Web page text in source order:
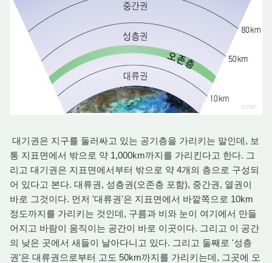
대기권은 지구를 둘러싸고 있는 공기층을 가리키는 말인데, 보
통 지표면에서 밖으로 약 1,000km까지를 가리킨다고 한다. 그
리고 대기권은 지표면에서부터 밖으로 약 4개의 층으로 구성되
어 있다고 본다. 대류권, 성층권(오존층 포함), 중간권, 열권이
바로 그것이다. 먼저 '대류권'은 지표면에서 바깥쪽으로 10km
정도까지를 가리키는 것인데, 구름과 비와 눈이 여기에서 만들
어지고 바람이 움직이는 공간이 바로 이곳이다. 그리고 이 공간
의 낮은 곳에서 새들이 날아다니고 있다. 그리고 둘째로 '성층
권'은 대류권으로부터 고도 50km까지를 가리키는데, 그곳에 오